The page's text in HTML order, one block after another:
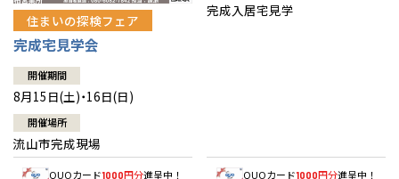
住まいの探検フェア
完成宅見学会
開催期間
8月15日(土)・16日(日)
開催場所
流山市完成現場
QUOカード1000円分進呈中！
完成入居宅見学
QUOカード1000円分進呈中！